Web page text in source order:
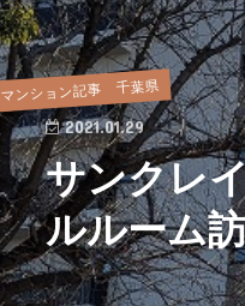
マンション記事 千葉県
2021.01.29
サンクレ
ルルーム